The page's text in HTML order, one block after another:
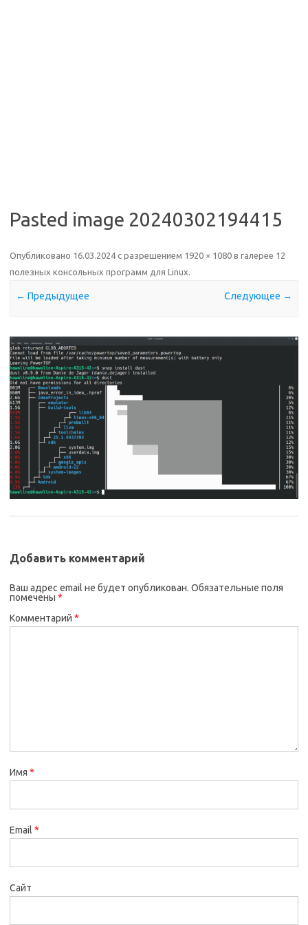
Pasted image 20240302194415
Опубликовано 16.03.2024 с разрешением 1920 × 1080 в галерее 12
полезных консольных программ для Linux.
← Предыдущее Следующее →
Добавить комментарий
Ваш адрес email не будет опубликован. Обязательные поля
помечены *
Комментарий *
Имя *
Email *
Сайт